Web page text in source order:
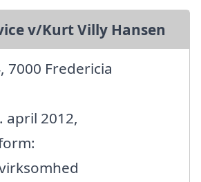
v/Kurt Villy Hansen
7000 Fredericia
april 2012,